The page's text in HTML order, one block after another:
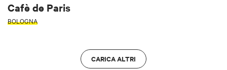
Cafè de Paris
BOLOGNA
CARICA ALTRI